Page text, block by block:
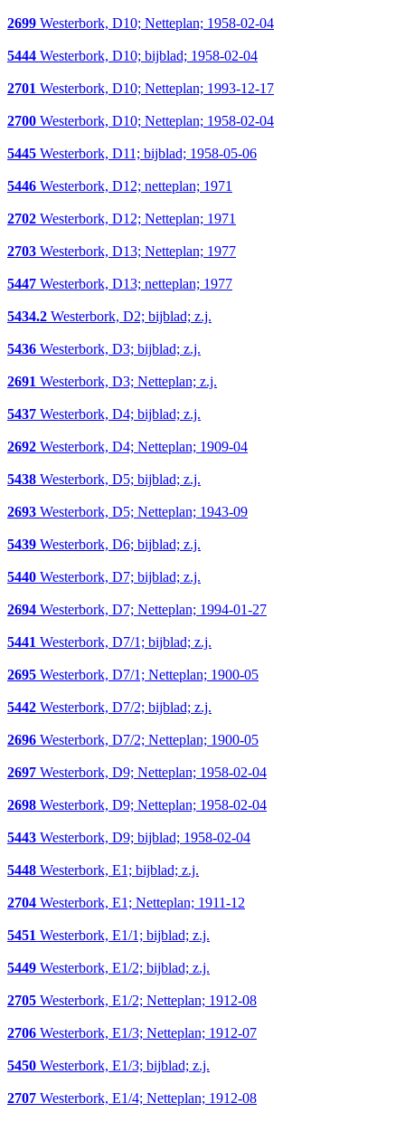
2699 Westerbork, D10; Netteplan; 1958-02-04
5444 Westerbork, D10; bijblad; 1958-02-04
2701 Westerbork, D10; Netteplan; 1993-12-17
2700 Westerbork, D10; Netteplan; 1958-02-04
5445 Westerbork, D11; bijblad; 1958-05-06
5446 Westerbork, D12; netteplan; 1971
2702 Westerbork, D12; Netteplan; 1971
2703 Westerbork, D13; Netteplan; 1977
5447 Westerbork, D13; netteplan; 1977
5434.2 Westerbork, D2; bijblad; z.j.
5436 Westerbork, D3; bijblad; z.j.
2691 Westerbork, D3; Netteplan; z.j.
5437 Westerbork, D4; bijblad; z.j.
2692 Westerbork, D4; Netteplan; 1909-04
5438 Westerbork, D5; bijblad; z.j.
2693 Westerbork, D5; Netteplan; 1943-09
5439 Westerbork, D6; bijblad; z.j.
5440 Westerbork, D7; bijblad; z.j.
2694 Westerbork, D7; Netteplan; 1994-01-27
5441 Westerbork, D7/1; bijblad; z.j.
2695 Westerbork, D7/1; Netteplan; 1900-05
5442 Westerbork, D7/2; bijblad; z.j.
2696 Westerbork, D7/2; Netteplan; 1900-05
2697 Westerbork, D9; Netteplan; 1958-02-04
2698 Westerbork, D9; Netteplan; 1958-02-04
5443 Westerbork, D9; bijblad; 1958-02-04
5448 Westerbork, E1; bijblad; z.j.
2704 Westerbork, E1; Netteplan; 1911-12
5451 Westerbork, E1/1; bijblad; z.j.
5449 Westerbork, E1/2; bijblad; z.j.
2705 Westerbork, E1/2; Netteplan; 1912-08
2706 Westerbork, E1/3; Netteplan; 1912-07
5450 Westerbork, E1/3; bijblad; z.j.
2707 Westerbork, E1/4; Netteplan; 1912-08